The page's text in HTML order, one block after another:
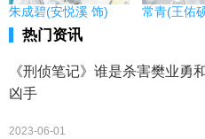
朱成碧(安悦溪 饰) 常青(王佑
热门资讯
《刑侦笔记》谁是杀害樊业勇
凶手
2023-06-01